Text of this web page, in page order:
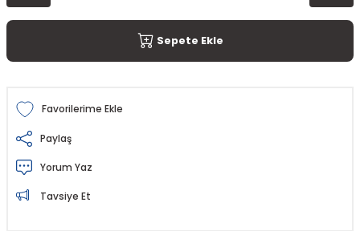
Sepete Ekle
Paylaş
Yorum Yaz
Tavsiye Et